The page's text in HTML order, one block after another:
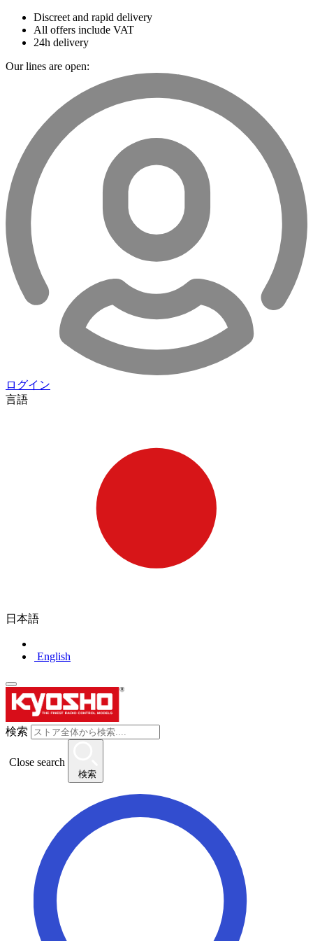
Discreet and rapid delivery
All offers include VAT
24h delivery
Our lines are open:
ログイン
言語
日本語
English
検索
Close search
検索